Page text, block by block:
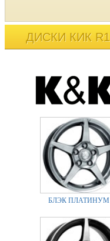
ДИСКИ КИК R1
БЛЭК ПЛАТИНУМ